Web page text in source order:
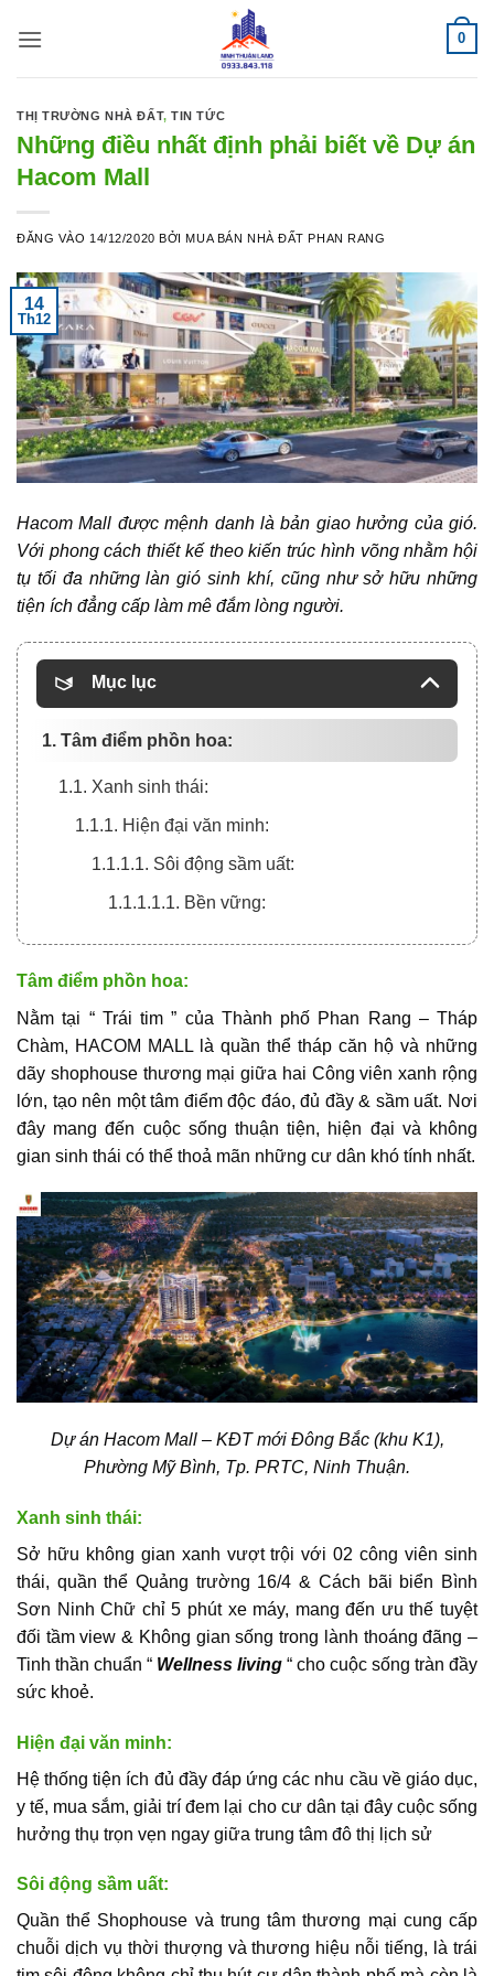
qua
0
THỊ TRƯỜNG NHÀ ĐẤT,TIN TỨC
Những điều nhất định phải biết về Dự án
Hacom Mall
ĐĂNG VÀO 14/12/2020 BỞI MUA BÁN NHÀ ĐẤT PHAN RANG
14
Th12
Hacom Mall được mệnh danh là bản giao hưởng của gió.
Với phong cách thiết kế theo kiến trúc hình võng nhằm hội
tụ tối đa những làn gió sinh khí, cũng như sở hữu những
tiện ích đẳng cấp làm mê đắm lòng người.
Mục lục
1. Tâm điểm phồn hoa:
1.1. Xanh sinh thái:
1.1.1. Hiện đại văn minh:
1.1.1.1. Sôi động sầm uất:
1.1.1.1.1. Bền vững:
Tâm điểm phồn hoa:
Nằm tại “ Trái tim ” của Thành phố Phan Rang – Tháp
Chàm, HACOM MALL là quần thể tháp căn hộ và những
dãy shophouse thương mại giữa hai Công viên xanh rộng
lớn, tạo nên một tâm điểm độc đáo, đủ đầy & sầm uất. Nơi
đây mang đến cuộc sống thuận tiện, hiện đại và không
gian sinh thái có thể thoả mãn những cư dân khó tính nhất.
Dự án Hacom Mall – KĐT mới Đông Bắc (khu K1),
Phường Mỹ Bình, Tp. PRTC, Ninh Thuận.
Xanh sinh thái:
Sở hữu không gian xanh vượt trội với 02 công viên sinh
thái, quần thể Quảng trường 16/4 & Cách bãi biển Bình
Sơn Ninh Chữ chỉ 5 phút xe máy, mang đến ưu thế tuyệt
đối tầm view & Không gian sống trong lành thoáng đãng –
Tinh thần chuẩn “ Wellness living “ cho cuộc sống tràn đầy
sức khoẻ.
Hiện đại văn minh:
Hệ thống tiện ích đủ đầy đáp ứng các nhu cầu về giáo dục,
y tế, mua sắm, giải trí đem lại cho cư dân tại đây cuộc sống
hưởng thụ trọn vẹn ngay giữa trung tâm đô thị lịch sử
Sôi động sầm uất:
Quần thể Shophouse và trung tâm thương mại cung cấp
chuỗi dịch vụ thời thượng và thương hiệu nỗi tiếng, là trái